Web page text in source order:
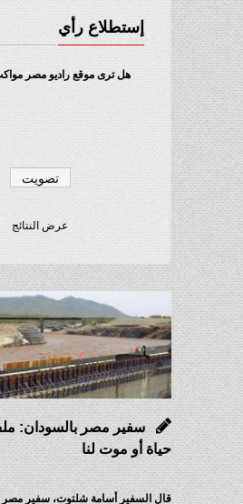
إستطلاع رأي
هل ترى موقع راديو مصر
عرض النتائج
سفير مصر بالسودان:
حياة أو موت لنا
قال السفير أسامة شلتوت، سفير مصر